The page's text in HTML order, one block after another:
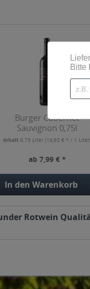
Burger Cabernet
Sauvignon 0,75l
Inhalt 0.75 Liter (10,65 € * / 1
ab 7,99 € *
In den Warenkorb
Rotwein